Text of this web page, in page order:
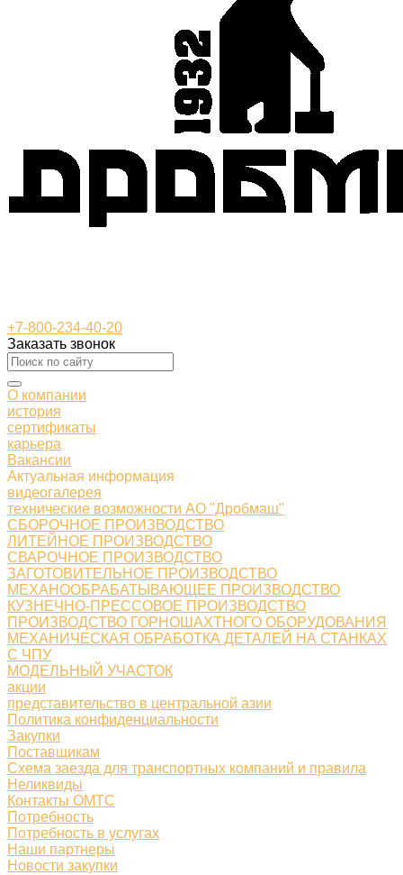
+7-800-234-40-20
Заказать звонок
О компании
история
сертификаты
карьера
Вакансии
Актуальная информация
видеогалерея
технические возможности АО "Дробмаш"
СБОРОЧНОЕ ПРОИЗВОДСТВО
ЛИТЕЙНОЕ ПРОИЗВОДСТВО
СВАРОЧНОЕ ПРОИЗВОДСТВО
ЗАГОТОВИТЕЛЬНОЕ ПРОИЗВОДСТВО
МЕХАНООБРАБАТЫВАЮЩЕЕ ПРОИЗВОДСТВО
КУЗНЕЧНО-ПРЕССОВОЕ ПРОИЗВОДСТВО
ПРОИЗВОДСТВО ГОРНОШАХТНОГО ОБОРУДОВАНИЯ
МЕХАНИЧЕСКАЯ ОБРАБОТКА ДЕТАЛЕЙ НА СТАНКАХ
С ЧПУ
МОДЕЛЬНЫЙ УЧАСТОК
акции
представительство в центральной азии
Политика конфиденциальности
Закупки
Поставщикам
Схема заезда для транспортных компаний и правила
Неликвиды
Контакты ОМТС
Потребность
Потребность в услугах
Наши партнеры
Новости закупки